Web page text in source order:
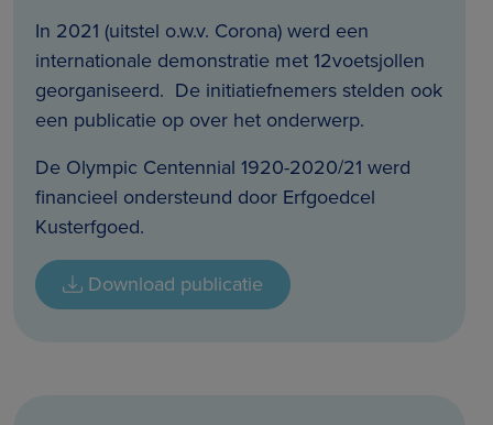
In 2021 (uitstel o.w.v. Corona) werd een
internationale demonstratie met 12voetsjollen
georganiseerd. De initiatiefnemers stelden ook
een publicatie op over het onderwerp.
De Olympic Centennial 1920-2020/21 werd
financieel ondersteund door Erfgoedcel
Kusterfgoed.
Download publicatie